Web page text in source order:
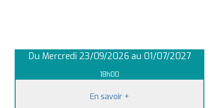
Du Mercredi 23/09/2026 au 01/07/2027
18h00
En savoir +